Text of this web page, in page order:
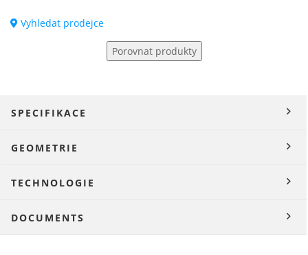
Vyhledat prodejce
Porovnat produkty
SPECIFIKACE
GEOMETRIE
TECHNOLOGIE
DOCUMENTS